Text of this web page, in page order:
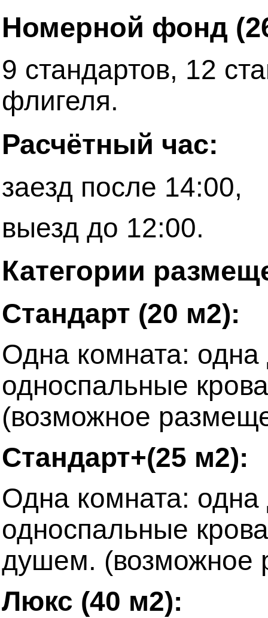
Номерной фонд
9 стандартов, 12
флигеля.
Расчётный час:
заезд после 14:00,
выезд до 12:00.
Категории
Стандарт (20 м2):
Одна комната: одна
односпальные
(возможное
Стандарт+(25 м2):
Одна комната: одна
односпальные
душем. (возможное
Люкс (40 м2):